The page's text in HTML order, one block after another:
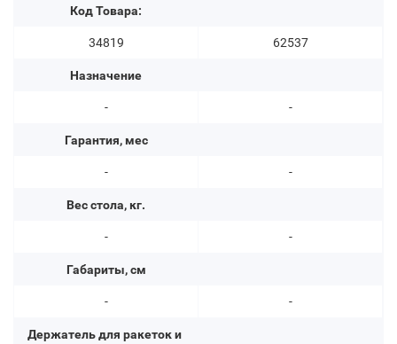
Код Товара:
34819
Назначение
-
Гарантия, мес
-
Вес стола, кг.
-
Габариты, см
-
Держатель для ракеток и
62537
-
-
-
-